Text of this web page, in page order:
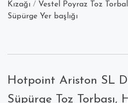
Kızağı / Vestel Poyraz Toz
Süpürge Yer başlığı
Hotpoint Ariston SL
Süpürge Toz Torbası,